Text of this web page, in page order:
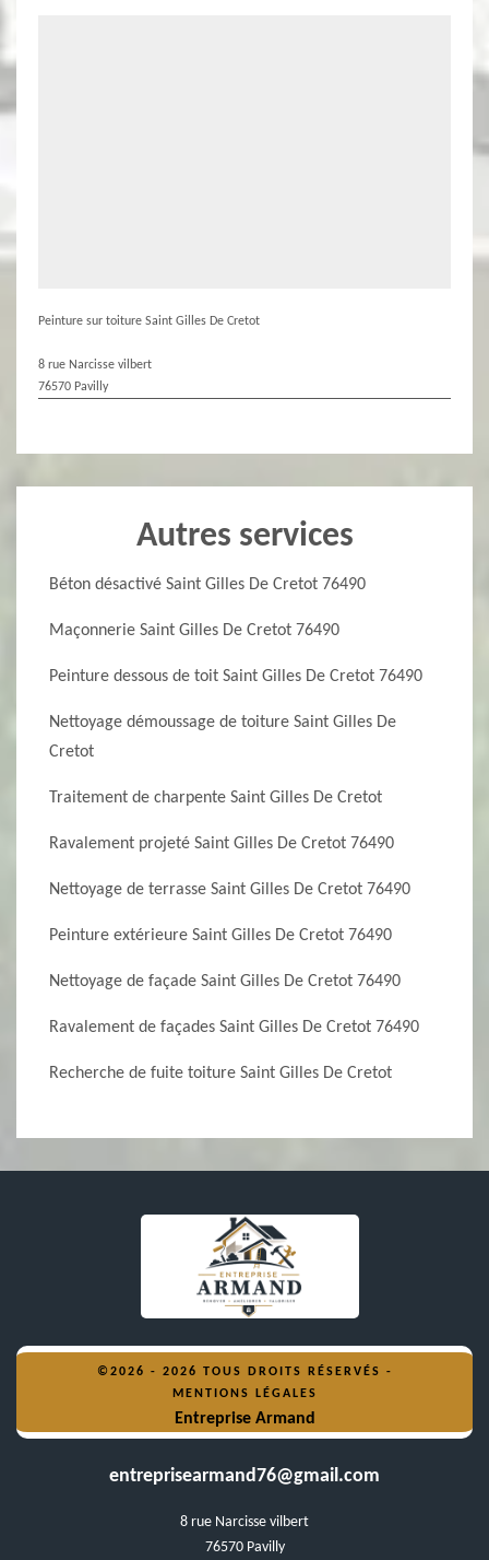
Peinture sur toiture Saint Gilles De Cretot
8 rue Narcisse vilbert
76570 Pavilly
Autres services
Béton désactivé Saint Gilles De Cretot 76490
Maçonnerie Saint Gilles De Cretot 76490
Peinture dessous de toit Saint Gilles De Cretot 76490
Nettoyage démoussage de toiture Saint Gilles De
Cretot
Traitement de charpente Saint Gilles De Cretot
Ravalement projeté Saint Gilles De Cretot 76490
Nettoyage de terrasse Saint Gilles De Cretot 76490
Peinture extérieure Saint Gilles De Cretot 76490
Nettoyage de façade Saint Gilles De Cretot 76490
Ravalement de façades Saint Gilles De Cretot 76490
Recherche de fuite toiture Saint Gilles De Cretot
©2026 - 2026 TOUS DROITS RÉSERVÉS -
MENTIONS LÉGALES
Entreprise Armand
entreprisearmand76@gmail.com
8 rue Narcisse vilbert
76570 Pavilly